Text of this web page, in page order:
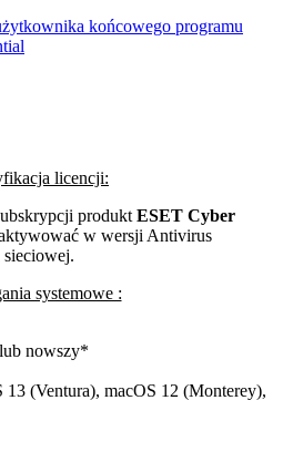
końcowego programu
licencji:
produkt ESET Cyber
w wersji Antivirus
systemowe :
nowszy*
13 (Ventura), macOS 12 (Monterey),